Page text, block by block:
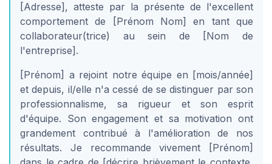
[Adresse], atteste par la présente de l'excellent
comportement de [Prénom Nom] en tant que
collaborateur(trice) au sein de [Nom de
l'entreprise].
[Prénom] a rejoint notre équipe en [mois/année]
et depuis, il/elle n'a cessé de se distinguer par son
professionnalisme, sa rigueur et son esprit
d'équipe. Son engagement et sa motivation ont
grandement contribué à l'amélioration de nos
résultats. Je recommande vivement [Prénom]